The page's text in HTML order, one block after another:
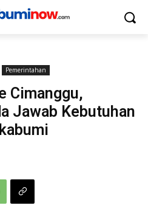
Pemerintahan
Cimanggu,
Jawab Kebutuhan